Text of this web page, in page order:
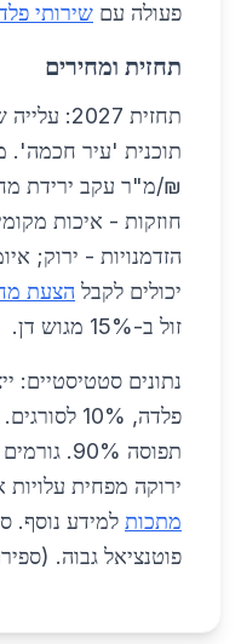
פעולה עם שירותי
תחזית ומחירים
חוזקות - איכות
הזדמנויות - ירוק;
יכולים לקבל הצעת
זול ב-15% מגוש דן.
תפוסה
ירוקה מפחית
מתכות למידע נוסף.
פוטנציאל גבוה. (ספירת